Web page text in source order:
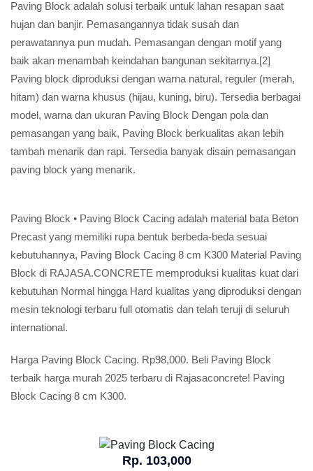
Paving Block adalah solusi terbaik untuk lahan resapan saat
hujan dan banjir. Pemasangannya tidak susah dan
perawatannya pun mudah. Pemasangan dengan motif yang
baik akan menambah keindahan bangunan sekitarnya.[2]
Paving block diproduksi dengan warna natural, reguler (merah,
hitam) dan warna khusus (hijau, kuning, biru). Tersedia berbagai
model, warna dan ukuran Paving Block Dengan pola dan
pemasangan yang baik, Paving Block berkualitas akan lebih
tambah menarik dan rapi. Tersedia banyak disain pemasangan
paving block yang menarik.
Paving Block • Paving Block Cacing adalah material bata Beton
Precast yang memiliki rupa bentuk berbeda-beda sesuai
kebutuhannya, Paving Block Cacing 8 cm K300 Material Paving
Block di RAJASA.CONCRETE memproduksi kualitas kuat dari
kebutuhan Normal hingga Hard kualitas yang diproduksi dengan
mesin teknologi terbaru full otomatis dan telah teruji di seluruh
international.
Harga Paving Block Cacing. Rp98,000. Beli Paving Block
terbaik harga murah 2025 terbaru di Rajasaconcrete! Paving
Block Cacing 8 cm K300.
Rp. 103,000